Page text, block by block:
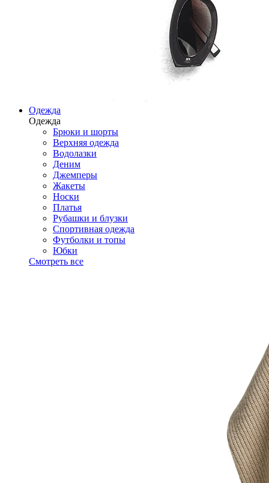
Одежда
Одежда
Брюки и шорты
Верхняя одежда
Водолазки
Деним
Джемперы
Жакеты
Носки
Платья
Рубашки и блузки
Спортивная одежда
Футболки и топы
Юбки
Смотреть все